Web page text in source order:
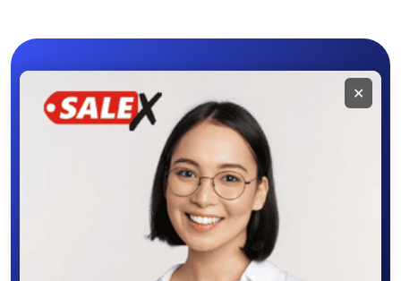
Мобильное
приложение
Скачайте приложение в Google Play –
крутите колесо фортуны, выигрывайте
бонусы, удобно ищите и размещайте
объявления - все это в нашем мобильном
✕